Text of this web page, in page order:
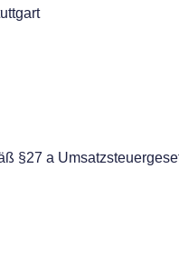
§27 a